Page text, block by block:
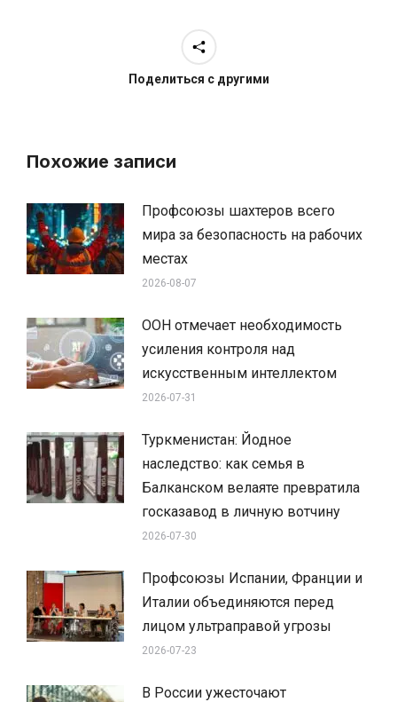
Поделиться с другими
Похожие записи
Профсоюзы шахтеров всего
мира за безопасность на рабочих
местах
2026-08-07
ООН отмечает необходимость
усиления контроля над
искусственным интеллектом
2026-07-31
Туркменистан: Йодное
наследство: как семья в
Балканском велаяте превратила
госказавод в личную вотчину
2026-07-30
Профсоюзы Испании, Франции и
Италии объединяются перед
лицом ультраправой угрозы
2026-07-23
В России ужесточают